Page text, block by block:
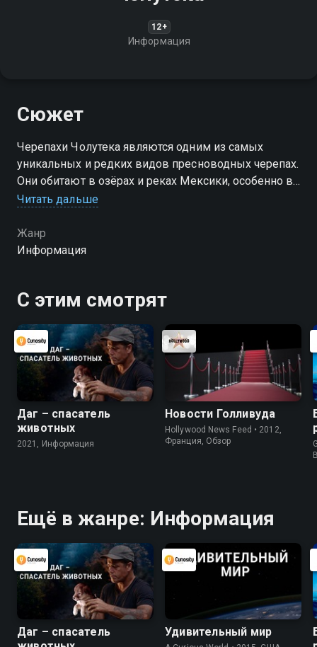
12+
Информация
Сюжет
Черепахи Чолутека являются одним из самых
уникальных и редких видов пресноводных черепах.
Они обитают в озёрах и реках Мексики, особенно в
районе Чолулы - древнего города-государства на
Читать дальше
Жанр
Информация
С этим смотрят
Даг – спасатель
животных
2021, Информация
Новости Голливуда
Hollywood News Feed • 2012,
Франция, Обзор
Ещё в жанре: Информация
Даг – спасатель
Удивительный мир